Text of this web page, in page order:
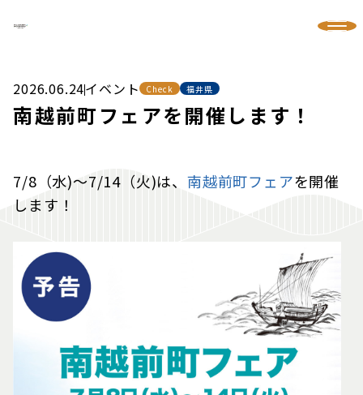
南越前町フェアを開催します！
2026.06.24イベント Check 福井県
7/8 （水)〜7/14（火)は、 南越前町フェアを開催
します！